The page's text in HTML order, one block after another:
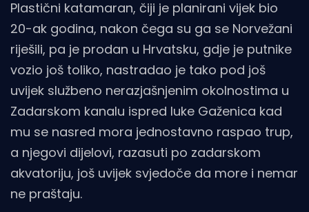
Plastični katamaran, čiji je planirani vijek bio
20-ak godina, nakon čega su ga se Norvežani
riješili, pa je prodan u Hrvatsku, gdje je putnike
vozio još toliko, nastradao je tako pod još
uvijek službeno nerazjašnjenim okolnostima u
Zadarskom kanalu ispred luke Gaženica kad
mu se nasred mora jednostavno raspao trup,
a njegovi dijelovi, razasuti po zadarskom
akvatoriju, još uvijek svjedoče da more i nemar
ne praštaju.